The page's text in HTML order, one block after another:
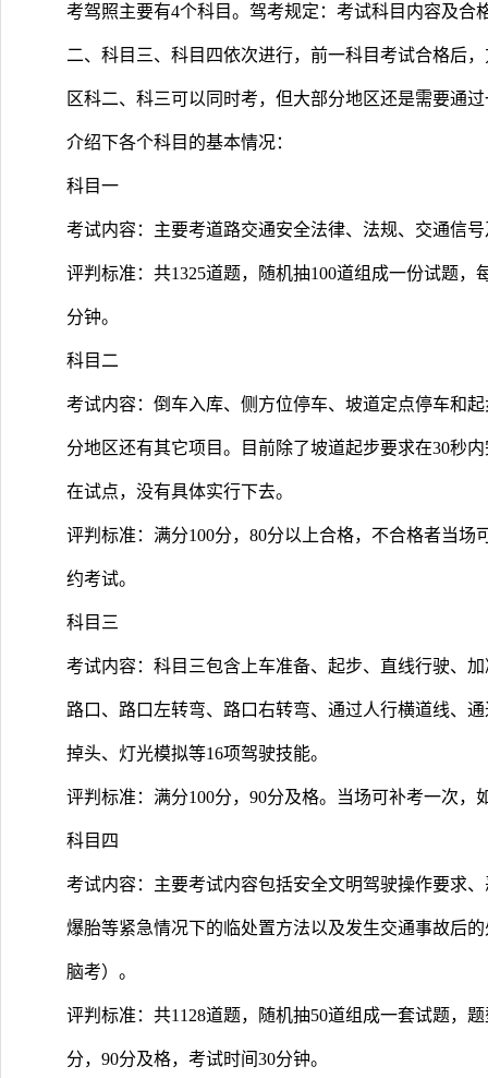
考驾照主要有4个科目。驾考规定：考试科目内容及合
二、科目三、科目四依次进行，前一科目考试合格后
区科二、科三可以同时考，但大部分地区还是需要通
介绍下各个科目的基本情况：
科目一
考试内容：主要考道路交通安全法律、法规、交通信
评判标准：共1325道题，随机抽100道组成一份试题，
分钟。
科目二
考试内容：倒车入库、侧方位停车、坡道定点停车和
分地区还有其它项目。目前除了坡道起步要求在30秒
在试点，没有具体实行下去。
评判标准：满分100分，80分以上合格，不合格者当
约考试。
科目三
考试内容：科目三包含上车准备、起步、直线行驶、
路口、路口左转弯、路口右转弯、通过人行横道线、
掉头、灯光模拟等16项驾驶技能。
评判标准：满分100分，90分及格。当场可补考一次，
科目四
考试内容：主要考试内容包括安全文明驾驶操作要求
爆胎等紧急情况下的临处置方法以及发生交通事故后
脑考）。
评判标准：共1128道题，随机抽50道组成一套试题，
分，90分及格，考试时间30分钟。